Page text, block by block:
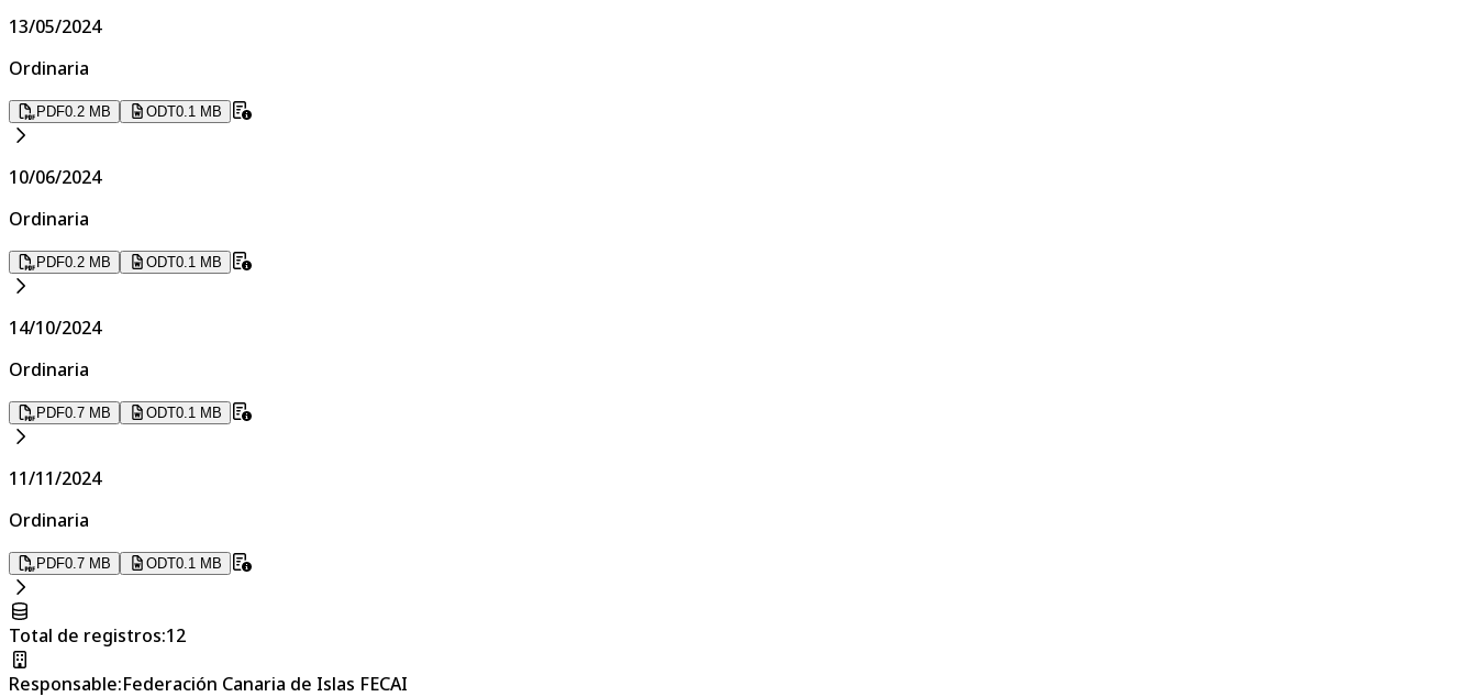
13/05/2024
Ordinaria
PDF0.2 MB ODT0.1 MB
10/06/2024
Ordinaria
PDF0.2 MB ODT0.1 MB
14/10/2024
Ordinaria
PDF0.7 MB ODT0.1 MB
11/11/2024
Ordinaria
PDF0.7 MB ODT0.1 MB
Total de registros:12
Responsable:Federación Canaria de Islas FECAI